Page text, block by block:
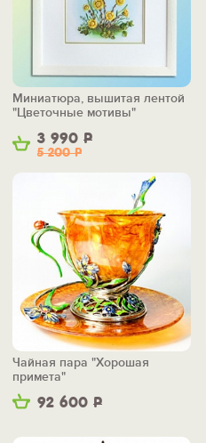
3 990 Р
5 200Р
Миниатюра, вышитая лентой
"Цветочные мотивы"
92 600 Р
Чайная пара "Хорошая
примета"